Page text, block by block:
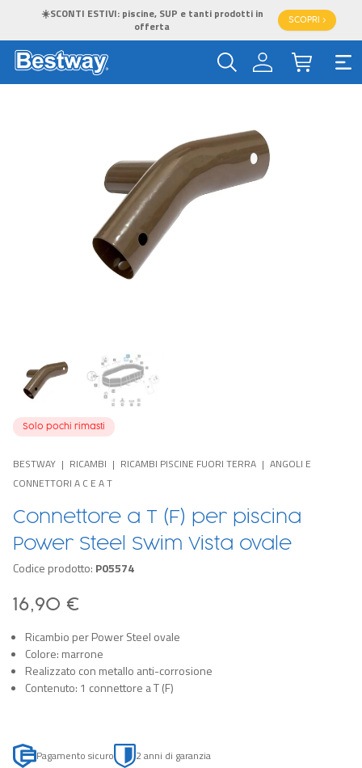
☀️SCONTI ESTIVI: piscine, SUP e tanti prodotti in
offerta
SCOPRI >
Solo pochi rimasti
BESTWAY RICAMBI RICAMBI PISCINE FUORI TERRA
ANGOLI E
CONNETTORI A C E A T
Connettore a T (F) per piscina
Power Steel Swim Vista ovale
Codice prodotto: P05574
16,90 €
Ricambio per Power Steel ovale
Colore: marrone
Realizzato con metallo anti-corrosione
Contenuto: 1 connettore a T (F)
Pagamento sicuro
2 anni di garanzia